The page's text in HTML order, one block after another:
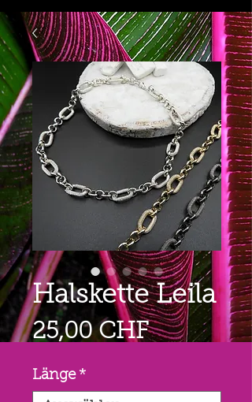
Halskette Leila
25,00 CHFPreis
Länge *